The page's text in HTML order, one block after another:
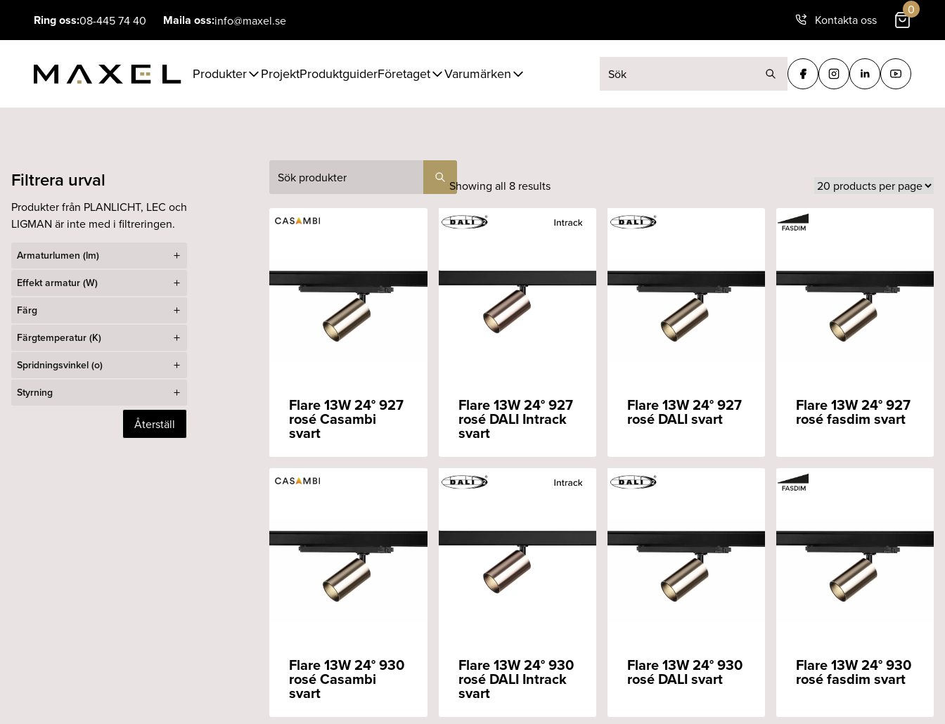
Ring oss:08-445 74 40 Maila oss:info@maxel.se Kontakta oss
0
Produkter ProjektProduktguiderFöretaget Varumärken Sök efter:
Filtrera urval
Produkter från PLANLICHT, LEC och
LIGMAN är inte med i filtreringen.
Armaturlumen (lm)
Effekt armatur (W)
Färg
Färgtemperatur (K)
Spridningsvinkel (o)
Styrning
Återställ
Sök Showing all 8 results
Flare 13W 24° 927
rosé Casambi
svart
Flare 13W 24° 927
rosé DALI Intrack
svart
Flare 13W 24° 927
rosé DALI svart
Flare 13W 24° 927
rosé fasdim svart
Flare 13W 24° 930
rosé Casambi
svart
Flare 13W 24° 930
rosé DALI Intrack
svart
Flare 13W 24° 930
rosé DALI svart
Flare 13W 24° 930
rosé fasdim svart